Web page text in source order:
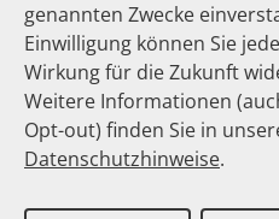
“Dear Doctor” Warning
on Hydrochlorothiazide
Antihypertensive
Impact On
Dear Healthcare
Risk Of Skin Cancer
Hydrochlorothiazide
genannten Zwecke
Einwilligung können Sie
Wirkung für die Zukunft
Weitere Informationen
Opt-out) finden Sie in
Datenschutzhinweise.